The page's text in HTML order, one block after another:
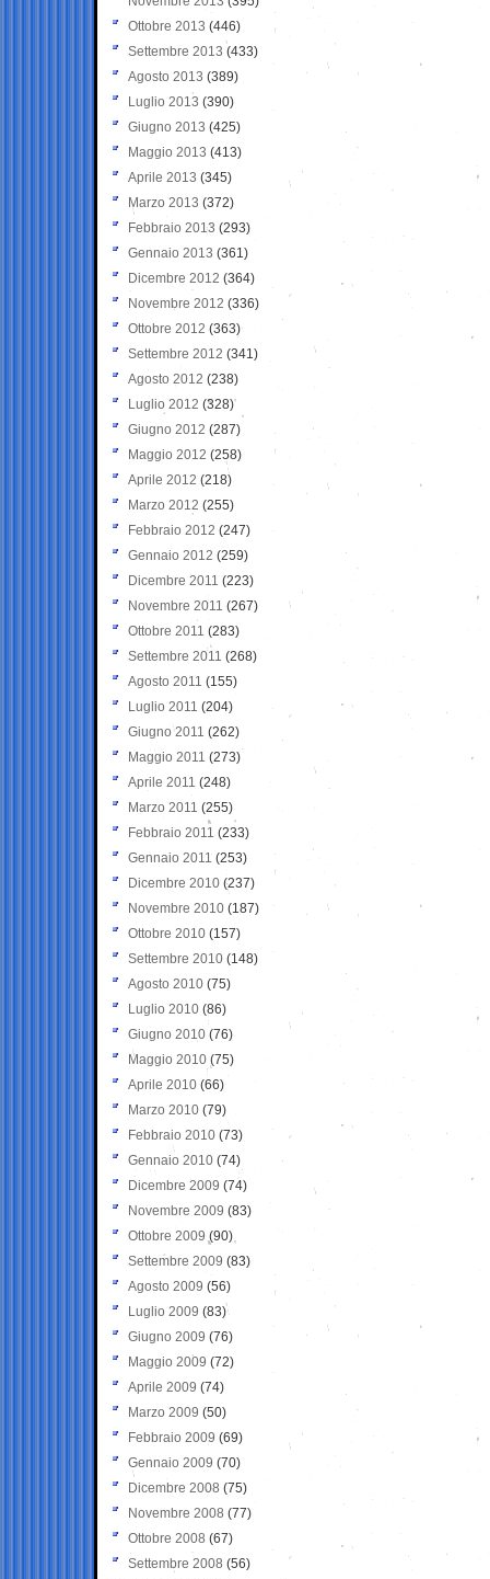
Ottobre 2013 (446)
Settembre 2013 (433)
Agosto 2013 (389)
Luglio 2013 (390)
Giugno 2013 (425)
Maggio 2013 (413)
Aprile 2013 (345)
Marzo 2013 (372)
Febbraio 2013 (293)
Gennaio 2013 (361)
Dicembre 2012 (364)
Novembre 2012 (336)
Ottobre 2012 (363)
Settembre 2012 (341)
Agosto 2012 (238)
Luglio 2012 (328)
Giugno 2012 (287)
Maggio 2012 (258)
Aprile 2012 (218)
Marzo 2012 (255)
Febbraio 2012 (247)
Gennaio 2012 (259)
Dicembre 2011 (223)
Novembre 2011 (267)
Ottobre 2011 (283)
Settembre 2011 (268)
Agosto 2011 (155)
Luglio 2011 (204)
Giugno 2011 (262)
Maggio 2011 (273)
Aprile 2011 (248)
Marzo 2011 (255)
Febbraio 2011 (233)
Gennaio 2011 (253)
Dicembre 2010 (237)
Novembre 2010 (187)
Ottobre 2010 (157)
Settembre 2010 (148)
Agosto 2010 (75)
Luglio 2010 (86)
Giugno 2010 (76)
Maggio 2010 (75)
Aprile 2010 (66)
Marzo 2010 (79)
Febbraio 2010 (73)
Gennaio 2010 (74)
Dicembre 2009 (74)
Novembre 2009 (83)
Ottobre 2009 (90)
Settembre 2009 (83)
Agosto 2009 (56)
Luglio 2009 (83)
Giugno 2009 (76)
Maggio 2009 (72)
Aprile 2009 (74)
Marzo 2009 (50)
Febbraio 2009 (69)
Gennaio 2009 (70)
Dicembre 2008 (75)
Novembre 2008 (77)
Ottobre 2008 (67)
Settembre 2008 (56)